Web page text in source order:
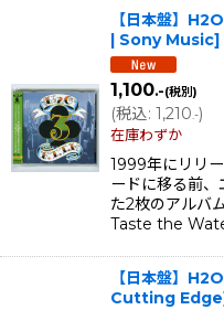
【日本盤】
| Sony Music]
1,100.-(税別)
(税込: 1,210.-)
在庫わずか
1999年にリリ
ードに移る前
た2枚のアルバ
Taste the
【日本盤】
Cutting Edge]